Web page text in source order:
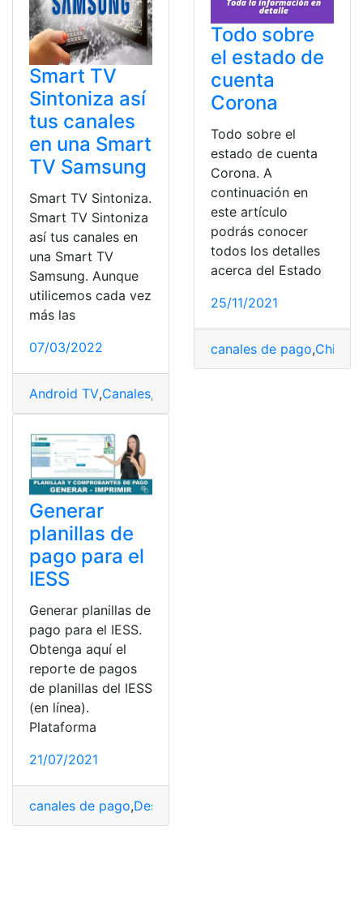
Smart TV
Sintoniza así
tus canales
en una Smart
TV Samsung
Smart TV Sintoniza.
Smart TV Sintoniza
así tus canales en
una Smart TV
Samsung. Aunque
utilicemos cada vez
más las
07/03/2022
Android TV,Canales,
Todo sobre
el estado de
cuenta
Corona
Todo sobre el
estado de cuenta
Corona. A
continuación en
este artículo
podrás conocer
todos los detalles
acerca del Estado
25/11/2021
canales de pago,Chile
Generar
planillas de
pago para el
IESS
Generar planillas de
pago para el IESS.
Obtenga aquí el
reporte de pagos
de planillas del IESS
(en línea).
Plataforma
21/07/2021
canales de pago,Descargar